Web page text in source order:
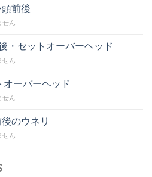
前後
せん
セットオーバーヘッド
せん
ーバーヘッド
せん
のウネリ
せん